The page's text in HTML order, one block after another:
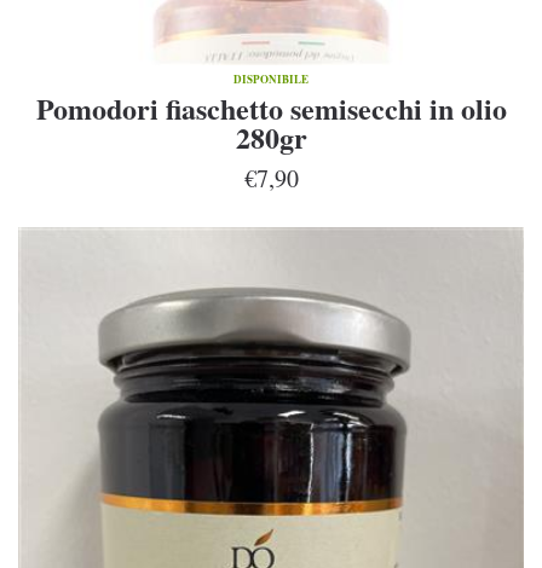
DISPONIBILE
Pomodori fiaschetto semisecchi in olio
280gr
€7,90